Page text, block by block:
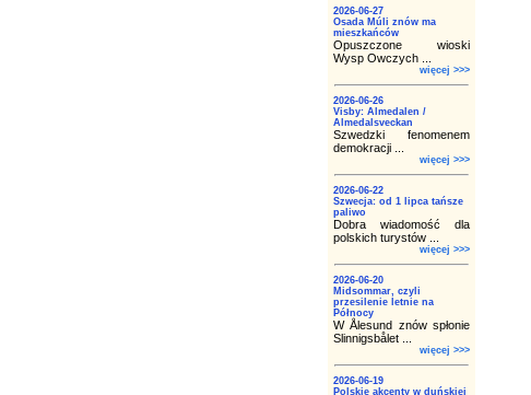
2026-06-27
Osada Múli znów ma
mieszkańców
Opuszczone wioski
Wysp Owczych ...
więcej >>>
2026-06-26
Visby: Almedalen /
Almedalsveckan
Szwedzki fenomenem
demokracji ...
więcej >>>
2026-06-22
Szwecja: od 1 lipca tańsze
paliwo
Dobra wiadomość dla
polskich turystów ...
więcej >>>
2026-06-20
Midsommar, czyli
przesilenie letnie na
Północy
W Ålesund znów spłonie
Slinnigsbålet ...
więcej >>>
2026-06-19
Polskie akcenty w duńskiej